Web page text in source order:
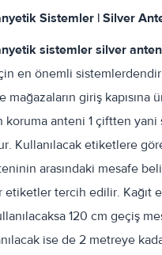
Sistemler | Silver
sistemler silver
en önemli
mağazaların giriş kapısına
koruma anteni 1 çiftten
Kullanılacak etiketlere
arasındaki mesafe
etiketler tercih edilir. Kağıt
120 cm geçiş
ise de 2 metreye